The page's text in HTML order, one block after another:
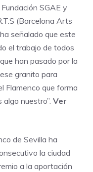
SGAE y
(Barcelona Arts
señalado que este
el trabajo de todos
han pasado por la
granito para
Flamenco que forma
nuestro”. Ver
de Sevilla ha
la ciudad
a la aportación